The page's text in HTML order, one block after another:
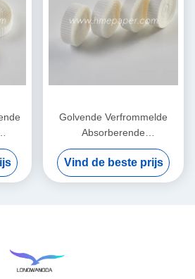
Golvende Verfrommelde
Absorberende
Filtreerpapierhitte en
Vochtigheidsuitwisseling
Vind de beste prijs